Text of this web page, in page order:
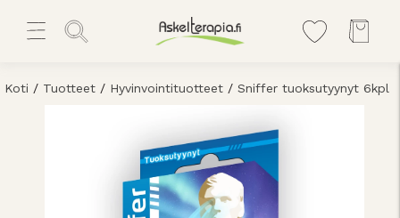
Koti / Tuotteet / Hyvinvointituotteet / Sniffer tuoksutyynyt 6kpl